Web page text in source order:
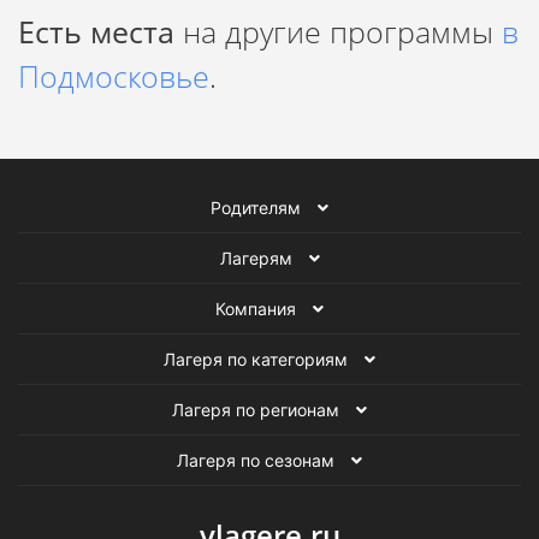
Есть места на другие программы в
Подмосковье.
Родителям
Лагерям
Компания
Лагеря по категориям
Лагеря по регионам
Лагеря по сезонам